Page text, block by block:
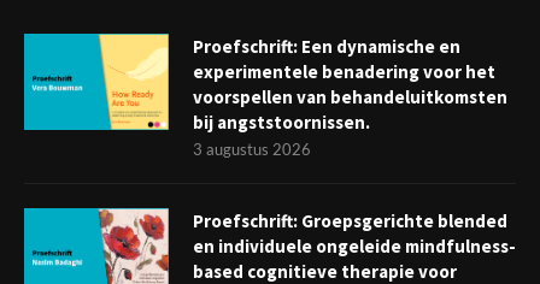
Proefschrift: Een dynamische en
experimentele benadering voor het
voorspellen van behandeluitkomsten
bij angststoornissen.
3 augustus 2026
Proefschrift: Groepsgerichte blended
en individuele ongeleide mindfulness-
based cognitieve therapie voor